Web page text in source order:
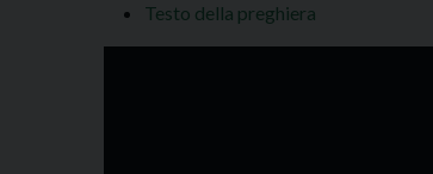
Testo della preghiera